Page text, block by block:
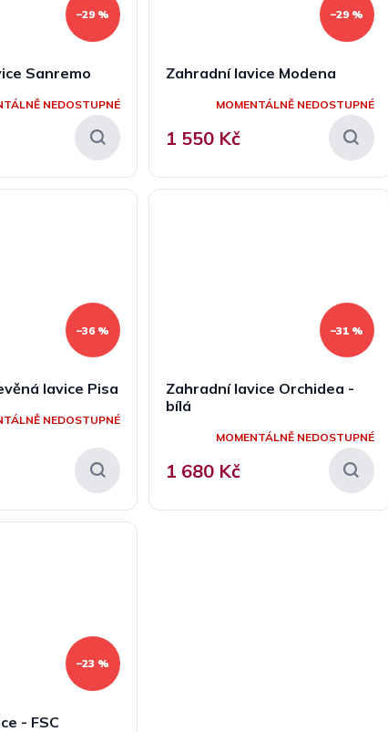
–29 %
Sanremo
NEDOSTUPNÉ
–29 %
Zahradní lavice Modena
MOMENTÁLNĚ NEDOSTUPNÉ
1 550 Kč
–36 %
lavice Pisa
NEDOSTUPNÉ
–31 %
Zahradní lavice Orchidea -
bílá
MOMENTÁLNĚ NEDOSTUPNÉ
1 680 Kč
–23 %
- FSC